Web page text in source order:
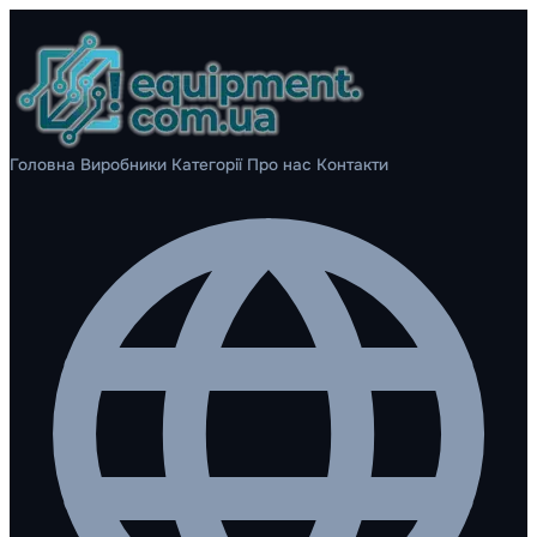
Головна Виробники Категорії Про нас Контакти